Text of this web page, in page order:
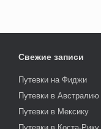
Свежие записи
Путевки на Фиджи
Путевки в Австралию
Путевки в Мексику